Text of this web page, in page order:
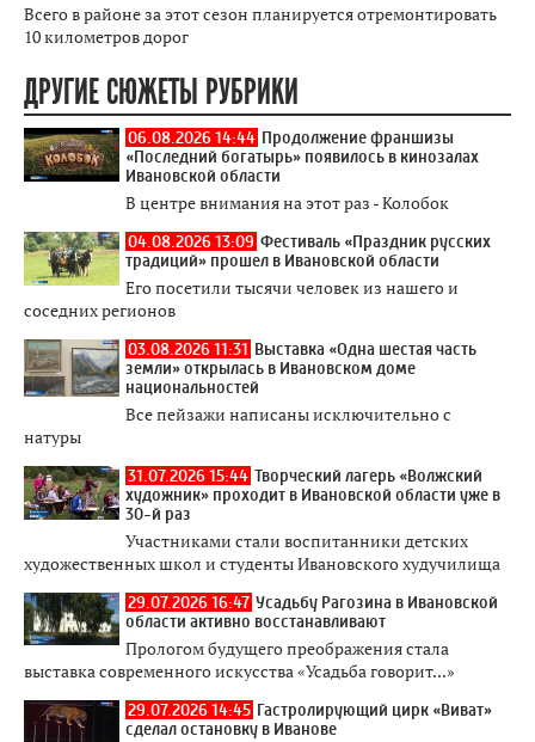
Всего в районе за этот сезон планируется отремонтировать
10 километров дорог
ДРУГИЕ СЮЖЕТЫ РУБРИКИ
06.08.2026 14:44 Продолжение франшизы
«Последний богатырь» появилось в кинозалах
Ивановской области
В центре внимания на этот раз - Колобок
04.08.2026 13:09 Фестиваль «Праздник русских
традиций» прошел в Ивановской области
Его посетили тысячи человек из нашего и
соседних регионов
03.08.2026 11:31 Выставка «Одна шестая часть
земли» открылась в Ивановском доме
национальностей
Все пейзажи написаны исключительно с
натуры
31.07.2026 15:44 Творческий лагерь «Волжский
художник» проходит в Ивановской области уже в
30-й раз
Участниками стали воспитанники детских
художественных школ и студенты Ивановского худучилища
29.07.2026 16:47 Усадьбу Рагозина в Ивановской
области активно восстанавливают
Прологом будущего преображения стала
выставка современного искусства «Усадьба говорит...»
29.07.2026 14:45 Гастролирующий цирк «Виват»
сделал остановку в Иванове